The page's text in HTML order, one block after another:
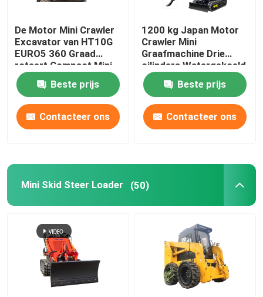
De Motor Mini Crawler
Excavator van HT10G
EURO5 360 Graad
roteert Compact Mini
Digger
Beste prijs
Contacteer ons
1200 kg Japan Motor
Crawler Mini
Graafmachine Drie
cilinders Watergekoeld
Beste prijs
Contacteer ons
Mini Skid Steer Loader (50)